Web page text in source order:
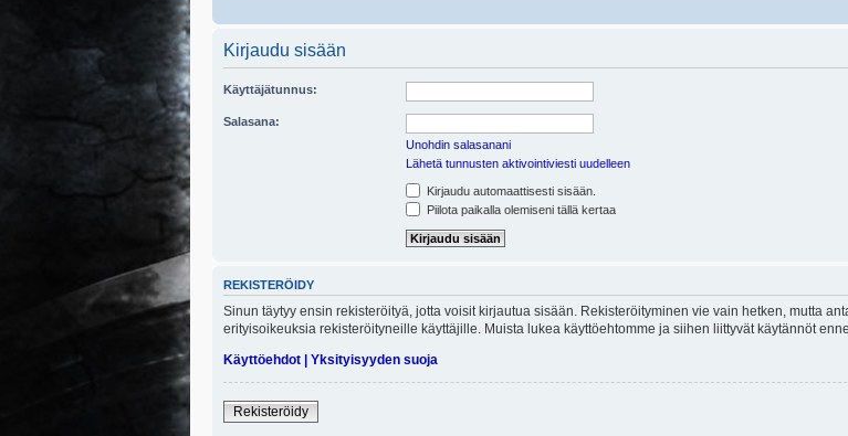
Kirjaudu sisään
Käyttäjätunnus:
Salasana:
Unohdin salasanani
Lähetä tunnusten aktivointiviesti uudelleen
Kirjaudu automaattisesti sisään.
Piilota paikalla olemiseni tällä kertaa
REKISTERÖIDY
Sinun täytyy ensin rekisteröityä, jotta voisit kirjautua sisään. Rekisteröityminen vie vain hetken, mutta
erityisoikeuksia rekisteröityneille käyttäjille. Muista lukea käyttöehtomme ja siihen liittyvät käytännöt
Käyttöehdot | Yksityisyyden suoja
Rekisteröidy